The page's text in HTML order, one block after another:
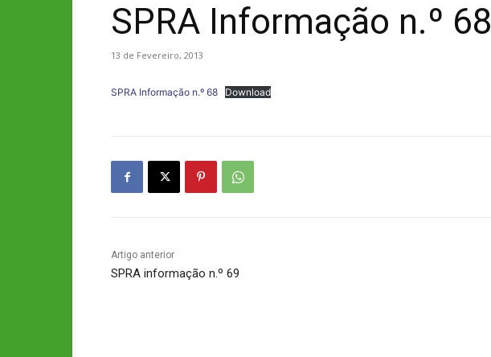
SPRA Informação n.º 68
13 de Fevereiro, 2013
SPRA Informação n.º 68 Download
Artigo anterior
SPRA informação n.º 69